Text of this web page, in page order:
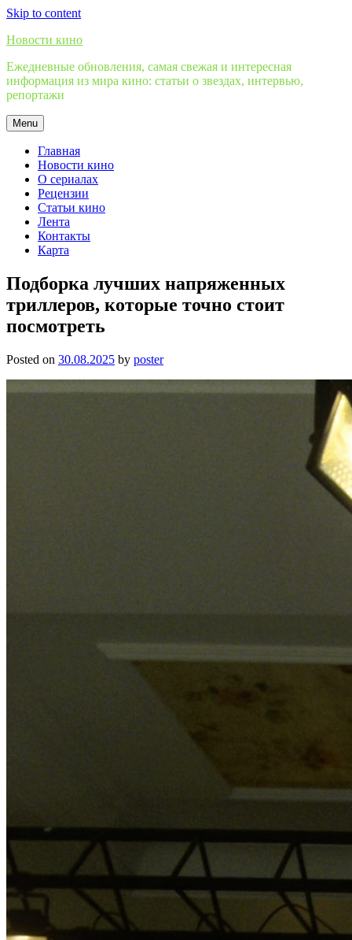
Skip to content
Новости кино
Ежедневные обновления, самая свежая и интересная
информация из мира кино: статьи о звездах, интервью,
репортажи
Menu
Главная
Новости кино
О сериалах
Рецензии
Статьи кино
Лента
Контакты
Карта
Подборка лучших напряженных
триллеров, которые точно стоит
посмотреть
Posted on 30.08.2025 by poster